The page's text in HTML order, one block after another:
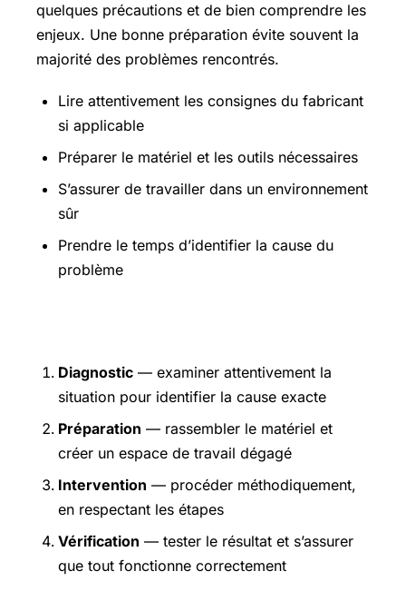
quelques précautions et de bien comprendre les
enjeux. Une bonne préparation évite souvent la
majorité des problèmes rencontrés.
Lire attentivement les consignes du fabricant
si applicable
Préparer le matériel et les outils nécessaires
S’assurer de travailler dans un environnement
sûr
Prendre le temps d’identifier la cause du
problème
Diagnostic — examiner attentivement la
situation pour identifier la cause exacte
Préparation — rassembler le matériel et
créer un espace de travail dégagé
Intervention — procéder méthodiquement,
en respectant les étapes
Vérification — tester le résultat et s’assurer
que tout fonctionne correctement